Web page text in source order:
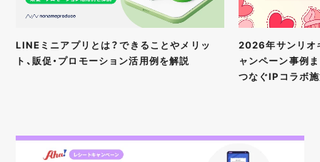
LINEミニアプリとは？できることやメリッ
ト、販促・プロモーション活用例を解説
2026年サンリオ
ャンペーン事例
つなぐIPコラボ